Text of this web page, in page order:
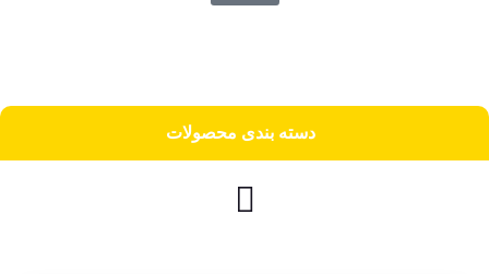
دسته‌ بندی محصولات